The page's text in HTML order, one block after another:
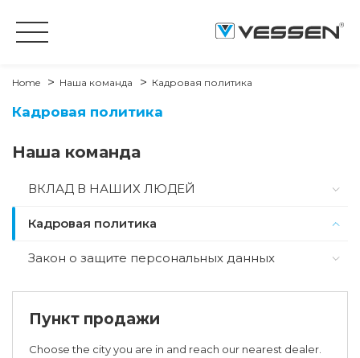
Home Наша команда Кадровая политика
Кадровая политика
Наша команда
ВКЛАД В НАШИХ ЛЮДЕЙ
Кадровая политика
Закон о защите персональных данных
Пункт продажи
Choose the city you are in and reach our nearest dealer.